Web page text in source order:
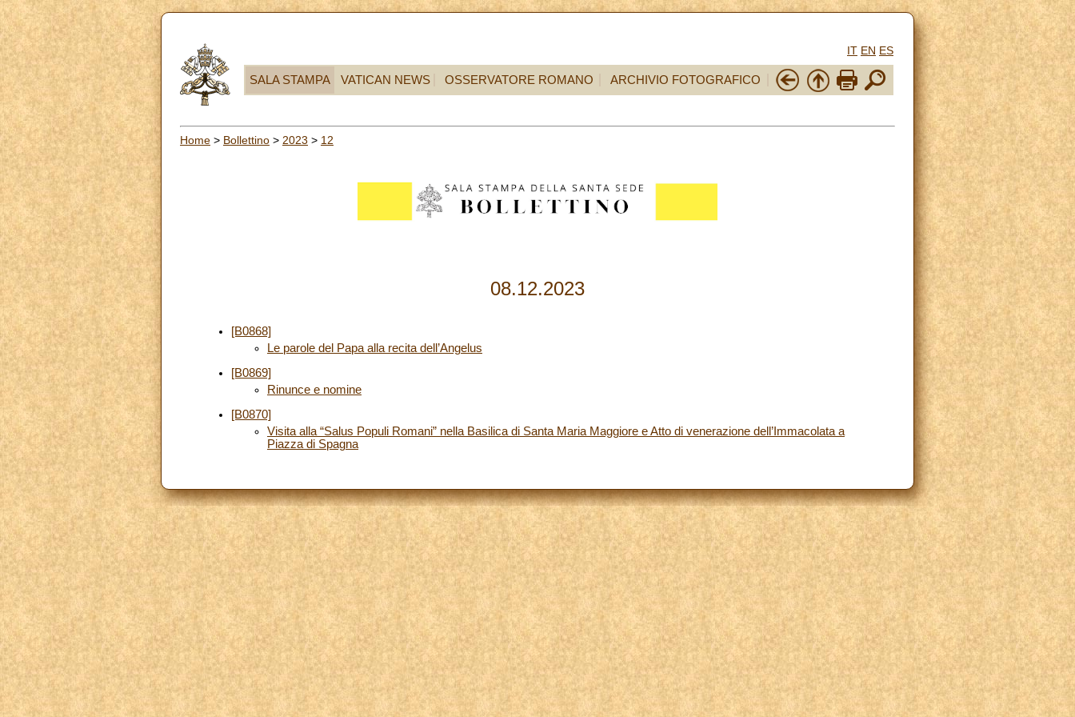
IT EN ES
SALA STAMPA VATICAN NEWS OSSERVATORE ROMANO ARCHIVIO FOTOGRAFICO
Home > Bollettino > 2023 > 12
08.12.2023
[B0868]
Le parole del Papa alla recita dell’Angelus
[B0869]
Rinunce e nomine
[B0870]
Visita alla “Salus Populi Romani” nella Basilica di Santa Maria Maggiore e Atto di venerazione dell’Immacolata a
Piazza di Spagna